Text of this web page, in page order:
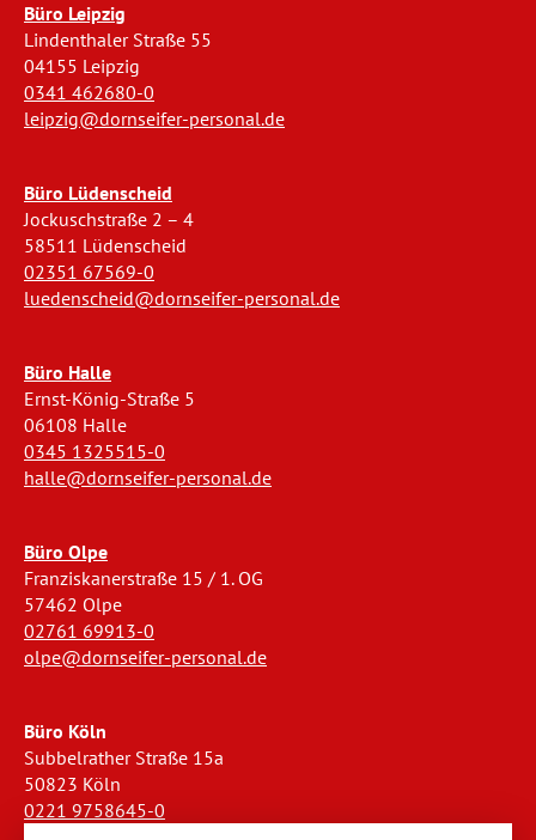
Büro Leipzig
Lindenthaler Straße 55
04155 Leipzig
0341 462680-0
leipzig@dornseifer-personal.de
Büro Lüdenscheid
Jockuschstraße 2 – 4
58511 Lüdenscheid
02351 67569-0
luedenscheid@dornseifer-personal.de
Büro Halle
Ernst-König-Straße 5
06108 Halle
0345 1325515-0
halle@dornseifer-personal.de
Büro Olpe
Franziskanerstraße 15 / 1. OG
57462 Olpe
02761 69913-0
olpe@dornseifer-personal.de
Büro Köln
Subbelrather Straße 15a
50823 Köln
0221 9758645-0